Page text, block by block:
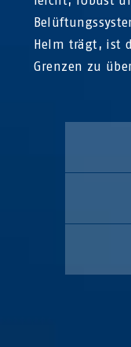
Helm trägt, ist
Grenzen zu